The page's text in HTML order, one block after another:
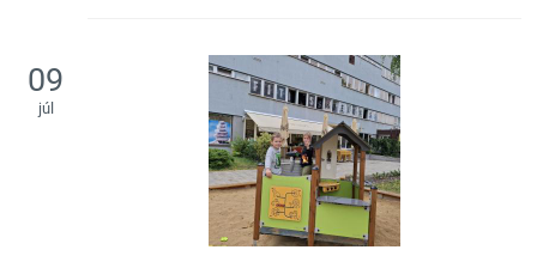
09
júl